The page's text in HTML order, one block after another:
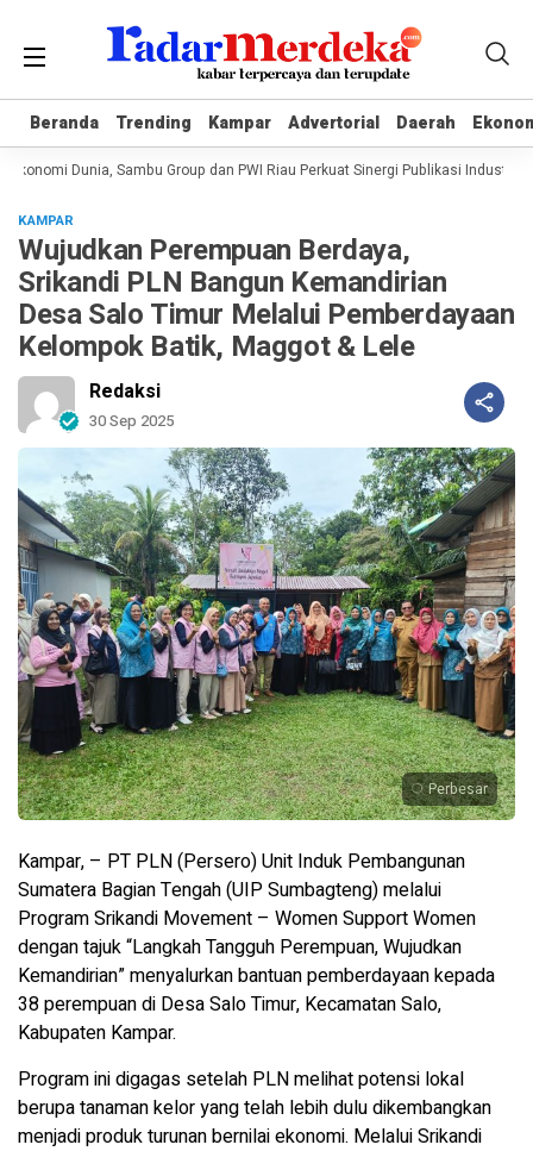
Beranda Trending Kampar Advertorial Daerah
Beranda Trending Kampar Advertorial Daerah
Dunia, Sambu Group dan PWI Riau Perkuat Sinergi Publikasi Industri
KAMPAR
Wujudkan Perempuan Berdaya,
Srikandi PLN Bangun Kemandirian
Desa Salo Timur Melalui Pemberdayaan
Kelompok Batik, Maggot & Lele
Redaksi
30 Sep 2025
Perbesar
Kampar, – PT PLN (Persero) Unit Induk Pembangunan
Sumatera Bagian Tengah (UIP Sumbagteng) melalui
Program Srikandi Movement – Women Support Women
dengan tajuk “Langkah Tangguh Perempuan, Wujudkan
Kemandirian” menyalurkan bantuan pemberdayaan kepada
38 perempuan di Desa Salo Timur, Kecamatan Salo,
Kabupaten Kampar.
Program ini digagas setelah PLN melihat potensi lokal
berupa tanaman kelor yang telah lebih dulu dikembangkan
menjadi produk turunan bernilai ekonomi. Melalui Srikandi